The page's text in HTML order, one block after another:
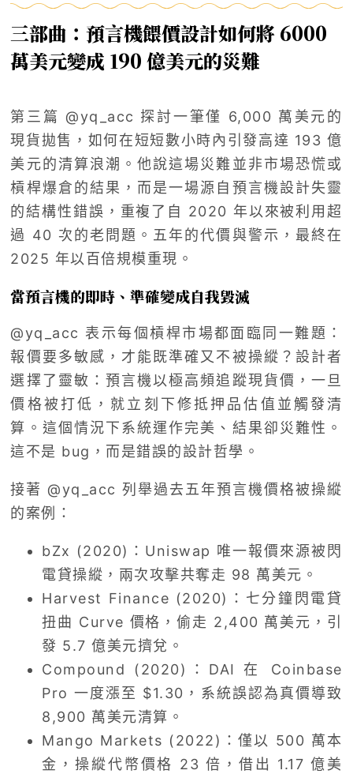
三部曲：預言機餵價設計如何將 6000
萬美元變成 190 億美元的災難
第三篇 @yq_acc 探討一筆僅 6,000 萬美元的
現貨拋售，如何在短短數小時內引發高達 193 億
美元的清算浪潮。他說這場災難並非市場恐慌或
槓桿爆倉的結果，而是一場源自預言機設計失靈
的結構性錯誤，重複了自 2020 年以來被利用超
過 40 次的老問題。五年的代價與警示，最終在
2025 年以百倍規模重現。
當預言機的即時、準確變成自我毀滅
@yq_acc 表示每個槓桿市場都面臨同一難題：
報價要多敏感，才能既準確又不被操縱？設計者
選擇了靈敏：預言機以極高頻追蹤現貨價，一旦
價格被打低，就立刻下修抵押品估值並觸發清
算。這個情況下系統運作完美、結果卻災難性。
這不是 bug，而是錯誤的設計哲學。
接著 @yq_acc 列舉過去五年預言機價格被操縱
的案例：
bZx (2020)：Uniswap 唯一報價來源被閃
電貸操縱，兩次攻擊共奪走 98 萬美元。
Harvest Finance (2020)：七分鐘閃電貸
扭曲 Curve 價格，偷走 2,400 萬美元，引
發 5.7 億美元擠兌。
Compound (2020)：DAI 在 Coinbase
Pro 一度漲至 $1.30，系統誤認為真價導致
8,900 萬美元清算。
Mango Markets (2022)：僅以 500 萬本
金，操縱代幣價格 23 倍，借出 1.17 億美